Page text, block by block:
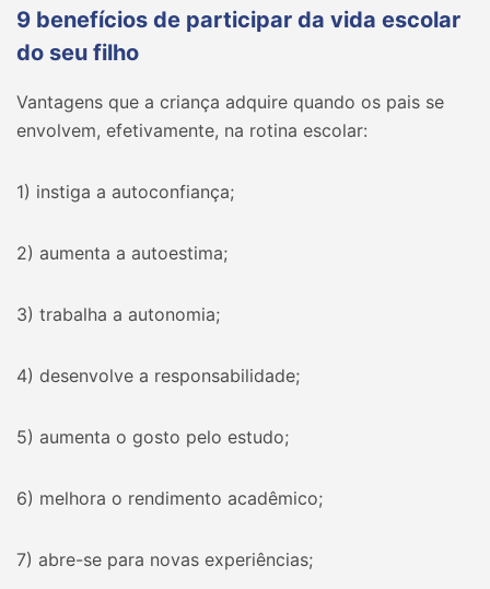
9 benefícios de participar da vida escolar
do seu filho
Vantagens que a criança adquire quando os pais se
envolvem, efetivamente, na rotina escolar:
1) instiga a autoconfiança;
2) aumenta a autoestima;
3) trabalha a autonomia;
4) desenvolve a responsabilidade;
5) aumenta o gosto pelo estudo;
6) melhora o rendimento acadêmico;
7) abre-se para novas experiências;